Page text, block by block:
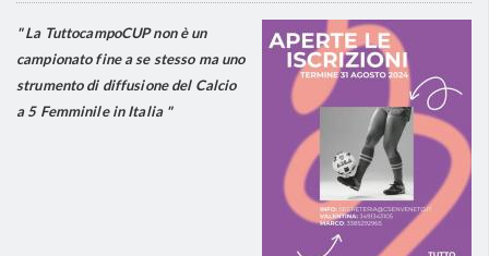
"La TuttocampoCUP non è un
campionato fine a se stesso ma uno
strumento di diffusione del Calcio
a 5 Femminile in Italia "